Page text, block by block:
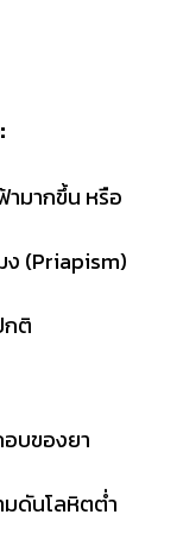
ามากขึ้น หรือ
ง (Priapism)
กติ
บของยา
มดันโลหิตต่ำ